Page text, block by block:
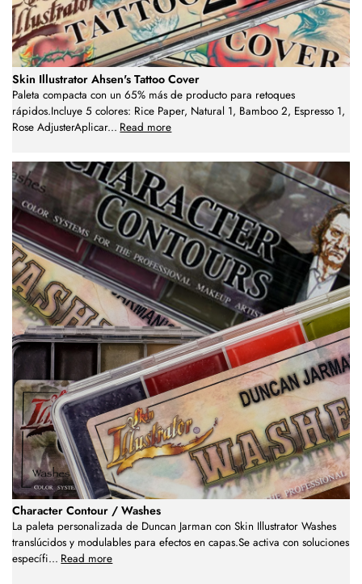
Skin Illustrator Ahsen's Tattoo Cover
Paleta compacta con un 65% más de producto para retoques
rápidos.Incluye 5 colores: Rice Paper, Natural 1, Bamboo 2, Espresso 1,
Rose AdjusterAplicar... Read more
Character Contour / Washes
La paleta personalizada de Duncan Jarman con Skin Illustrator Washes
translúcidos y modulables para efectos en capas.Se activa con soluciones
específi... Read more